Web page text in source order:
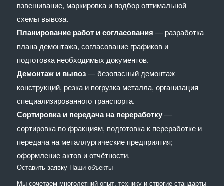
взвешивание, маркировка и подбор оптимальной
схемы вывоза.
Планирование работ и согласования — разработка
плана демонтажа, согласование графиков и
подготовка необходимых документов.
Демонтаж и вывоз— безопасный демонтаж
конструкций, резка и погрузка металла, организация
специализированного транспорта.
Сортировка и передача на переработку—
сортировка по фракциям, подготовка к переработке и
передача на металлургические предприятия;
оформление актов и отчётности.
Оставить заявку Наши объекты
Мы сочетaем многолетний опыт, технику и строгие стандарты